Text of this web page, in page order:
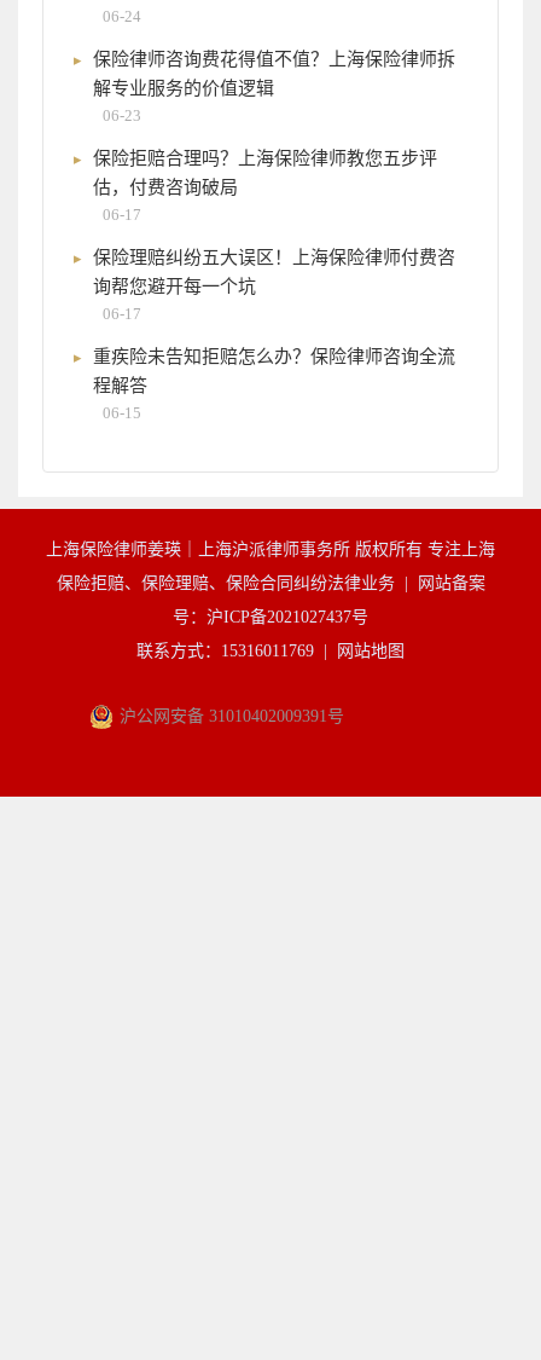
06-24
保险律师咨询费花得值不值？上海保险律师拆
解专业服务的价值逻辑
06-23
保险拒赔合理吗？上海保险律师教您五步评
估，付费咨询破局
06-17
保险理赔纠纷五大误区！上海保险律师付费咨
询帮您避开每一个坑
06-17
重疾险未告知拒赔怎么办？保险律师咨询全流
程解答
06-15
上海保险律师姜瑛｜上海沪派律师事务所 版权所有 专注上海
保险拒赔、保险理赔、保险合同纠纷法律业务 |
网站备案
号：沪ICP备2021027437号
联系方式：15316011769 |
网站地图
沪公网安备 31010402009391号